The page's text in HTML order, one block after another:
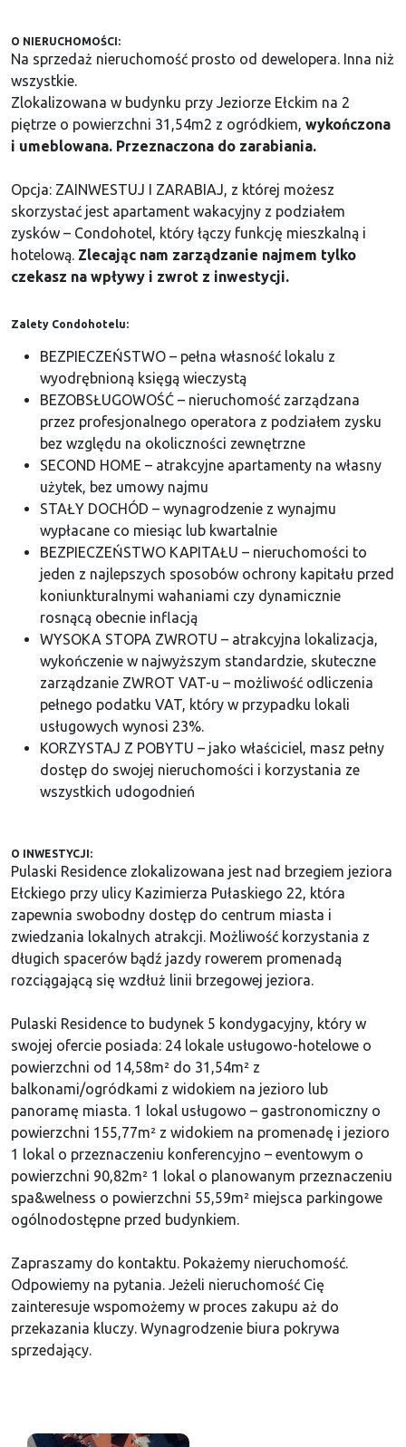
O NIERUCHOMOŚCI:
Na sprzedaż nieruchomość prosto od dewelopera. Inna niż
wszystkie.
Zlokalizowana w budynku przy Jeziorze Ełckim na 2
piętrze o powierzchni 31,54m2 z ogródkiem, wykończona
i umeblowana. Przeznaczona do zarabiania.
Opcja: ZAINWESTUJ I ZARABIAJ​, z której możesz
skorzystać jest apartament wakacyjny z podziałem
zysków – Condohotel, który łączy funkcję mieszkalną i
hotelową. Zlecając nam zarządzanie najmem tylko
czekasz na wpływy i zwrot z inwestycji.
Zalety Condohotelu:
BEZPIECZEŃSTWO – pełna własność lokalu z
wyodrębnioną księgą wieczystą
BEZOBSŁUGOWOŚĆ – nieruchomość zarządzana
przez profesjonalnego operatora z podziałem zysku
bez względu na okoliczności zewnętrzne
SECOND HOME – atrakcyjne apartamenty na własny
użytek, bez umowy najmu
STAŁY DOCHÓD – wynagrodzenie z wynajmu
wypłacane co miesiąc lub kwartalnie
BEZPIECZEŃSTWO KAPITAŁU – nieruchomości to
jeden z najlepszych sposobów ochrony kapitału przed
koniunkturalnymi wahaniami czy dynamicznie
rosnącą obecnie inflacją
WYSOKA STOPA ZWROTU – atrakcyjna lokalizacja,
wykończenie w najwyższym standardzie, skuteczne
zarządzanie ZWROT VAT-u – możliwość odliczenia
pełnego podatku VAT, który w przypadku lokali
usługowych wynosi 23%.
KORZYSTAJ Z POBYTU – jako właściciel, masz pełny
dostęp do swojej nieruchomości i korzystania ze
wszystkich udogodnień
O INWESTYCJI:
Pulaski Residence zlokalizowana jest nad brzegiem jeziora
Ełckiego przy ulicy Kazimierza Pułaskiego 22, która
zapewnia swobodny dostęp do centrum miasta i
zwiedzania lokalnych atrakcji. Możliwość korzystania z
długich spacerów bądź jazdy rowerem promenadą
rozciągającą się wzdłuż linii brzegowej jeziora.
Pulaski Residence to budynek 5 kondygacyjny, który w
swojej ofercie posiada: 24 lokale usługowo-hotelowe o
powierzchni od 14,58m² do 31,54m² z
balkonami/ogródkami z widokiem na jezioro lub
panoramę miasta. 1 lokal usługowo – gastronomiczny o
powierzchni 155,77m² z widokiem na promenadę i jezioro
1 lokal o przeznaczeniu konferencyjno – eventowym o
powierzchni 90,82m² 1 lokal o planowanym przeznaczeniu
spa&welness o powierzchni 55,59m² miejsca parkingowe
ogólnodostępne przed budynkiem.
Zapraszamy do kontaktu. Pokażemy nieruchomość.
Odpowiemy na pytania. Jeżeli nieruchomość Cię
zainteresuje wspomożemy w proces zakupu aż do
przekazania kluczy. Wynagrodzenie biura pokrywa
sprzedający.